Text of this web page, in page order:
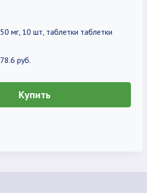
мг, 10 шт, таблетки таблетки
руб.
Купить